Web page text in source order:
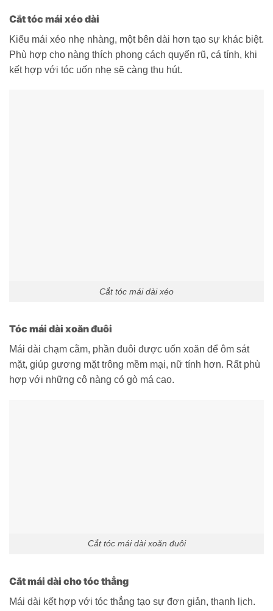
Cắt tóc mái xéo dài
Kiểu mái xéo nhẹ nhàng, một bên dài hơn tạo sự khác biệt.
Phù hợp cho nàng thích phong cách quyến rũ, cá tính, khi
kết hợp với tóc uốn nhẹ sẽ càng thu hút.
Cắt tóc mái dài xéo
Tóc mái dài xoăn đuôi
Mái dài chạm cằm, phần đuôi được uốn xoăn để ôm sát
mặt, giúp gương mặt trông mềm mại, nữ tính hơn. Rất phù
hợp với những cô nàng có gò má cao.
Cắt tóc mái dài xoăn đuôi
Cắt mái dài cho tóc thẳng
Mái dài kết hợp với tóc thẳng tạo sự đơn giản, thanh lịch.